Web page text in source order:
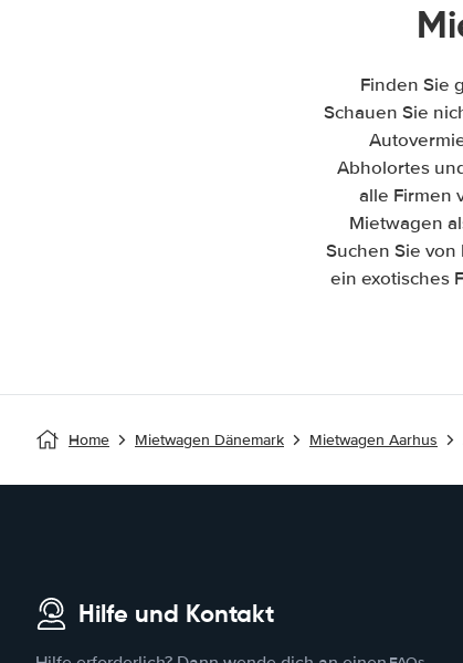
Finden Sie
Schauen Sie
Abholortes
alle Firmen
Mietwagen
Suchen Sie
ein exotisches
Home Mietwagen Dänemark Mietwagen Aarhus
Hilfe und Kontakt